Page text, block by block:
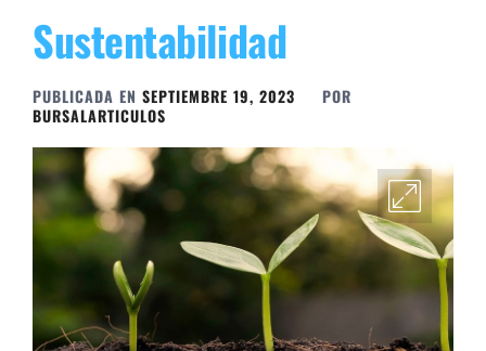
Sustentabilidad
PUBLICADA EN SEPTIEMBRE 19, 2023
POR
BURSALARTICULOS